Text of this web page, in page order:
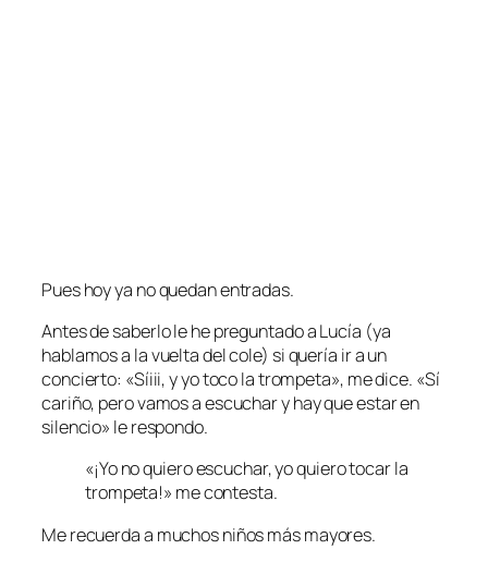
Pues hoy ya no quedan entradas.
Antes de saberlo le he preguntado a Lucía (ya
hablamos a la vuelta del cole) si quería ir a un
concierto: «Síiii, y yo toco la trompeta», me dice. «Sí
cariño, pero vamos a escuchar y hay que estar en
silencio» le respondo.
«¡Yo no quiero escuchar, yo quiero tocar la
trompeta!» me contesta.
Me recuerda a muchos niños más mayores.